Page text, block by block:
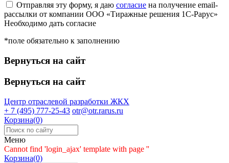
Отправляя эту форму, я даю согласие на получение email-
рассылки от компании ООО «Тиражные решения 1С-Рарус»
Необходимо дать согласие
*поле обязательно к заполнению
Вернуться на сайт
Вернуться на сайт
Центр отраслевой разработки ЖКХ
+ 7 (495) 777-25-43 otr@otr.rarus.ru
Корзина(0)
Меню
Cannot find 'login_ajax' template with page ''
Корзина(0)